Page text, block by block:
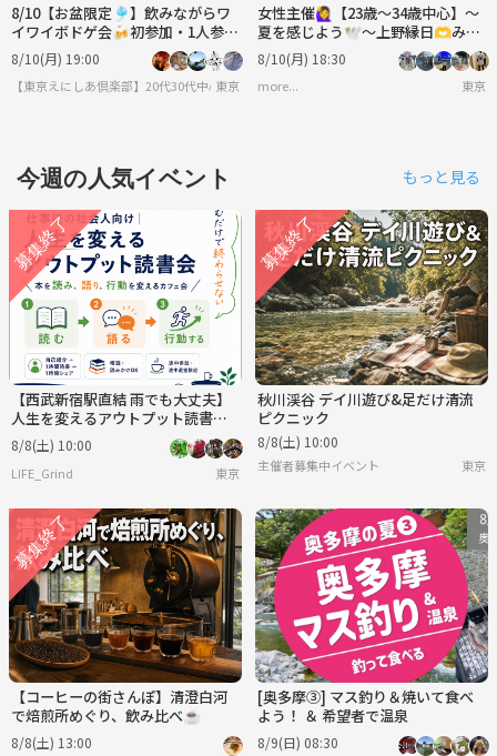
8/10【お盆限定🎐】飲みながらワ
イワイボドゲ会🍻初参加・1人参加
多数✨夏の交流イベント♫
8/10(月) 19:00
【東京えにしあ倶楽部】20代30代中心！社会人のための“もうひとつの居場所”
東京
女性主催🙋‍♀️【23歳～34歳中心】～
夏を感じよう🕊️～上野縁日🫶みん
なで夏祭りにいき隊🏮🍧🫶
8/10(月) 18:30
more... 東京
今週の人気イベント もっと見る
【西武新宿駅直結 雨でも大丈夫】
人生を変えるアウトプット読書会
｜本を読み、語り、行動を変えて
未来を変える会
8/8(土) 10:00
LIFE_Grind 東京
秋川渓谷 デイ川遊び&足だけ清流
ピクニック
8/8(土) 10:00
主催者募集中イベント 東京
【コーヒーの街さんぽ】清澄白河
で焙煎所めぐり、飲み比べ☕
8/8(土) 13:00
[奥多摩③] マス釣り＆焼いて食べ
よう！ ＆ 希望者で温泉
8/9(日) 08:30